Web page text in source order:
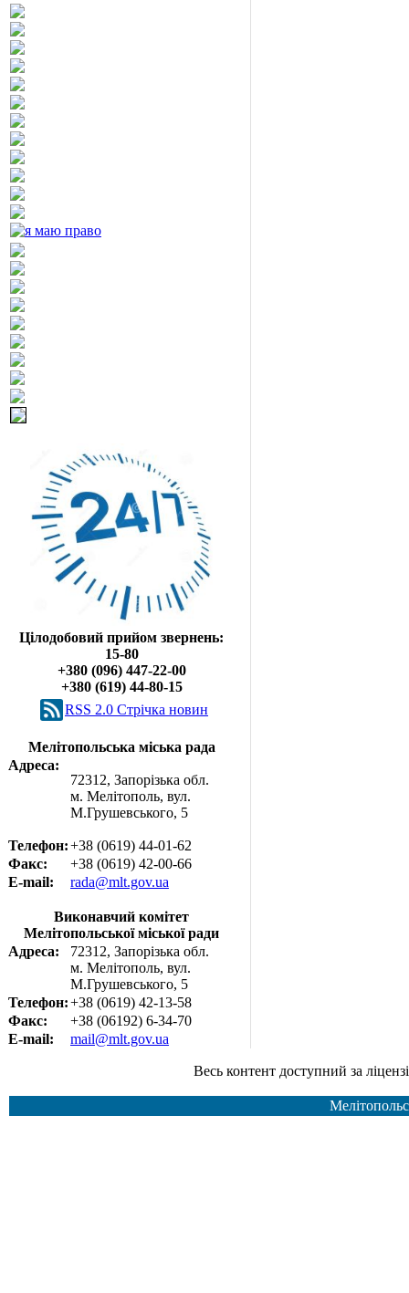
Цілодобовий прийом звернень:
15-80
+380 (096) 447-22-00
+380 (619) 44-80-15
RSS 2.0 Cтрічка новин
Мелітопольська міська рада
Адреса:
72312, Запорізька обл.
м. Мелітополь, вул.
М.Грушевського, 5
Телефон:+38 (0619) 44-01-62
Факс:
+38 (0619) 42-00-66
E-mail:
rada@mlt.gov.ua
Виконавчий комітет
Мелітопольської міської ради
Адреса:
72312, Запорізька обл.
м. Мелітополь, вул.
М.Грушевського, 5
Телефон:+38 (0619) 42-13-58
Факс:
+38 (06192) 6-34-70
E-mail:
mail@mlt.gov.ua
Весь контент доступний за ліцензією Creative